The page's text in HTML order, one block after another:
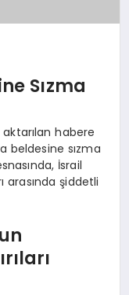
Sızma
habere
beldesine sızma
İsrail
arasında şiddetli